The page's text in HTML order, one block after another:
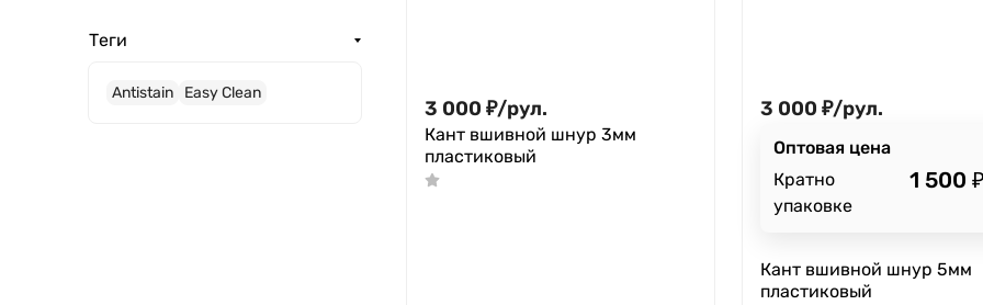
Теги
Antistain Easy Clean
3 000 ₽/рул.
Кант вшивной шнур 3мм
пластиковый
3 000 ₽/рул.
Оптовая цена
Кратно
упаковке
1 500
Кант вшивной шнур 5мм
пластиковый